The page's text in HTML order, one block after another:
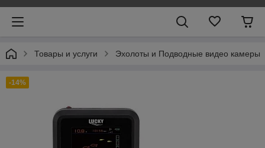
Товары и услуги Эхолоты и Подводные видео камеры
-14%